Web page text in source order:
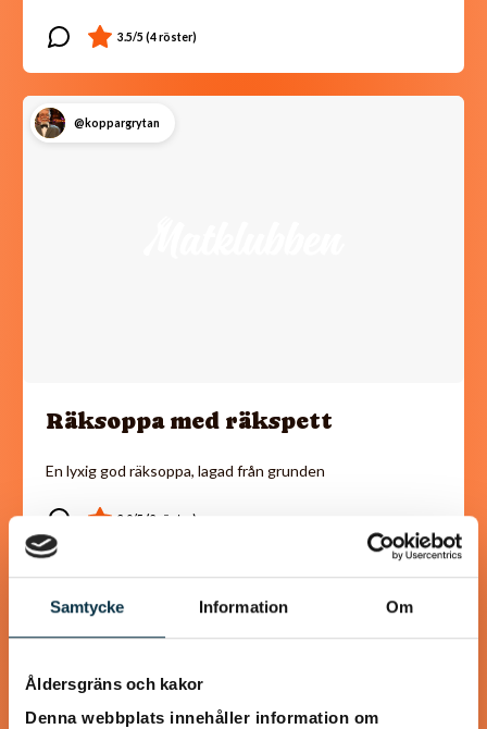
Samtycke Information Om
Åldersgräns och kakor
Denna webbplats innehåller information om
@koppargrytan
Räksoppa med räkspett
En lyxig god räksoppa, lagad från grunden
@mumsan